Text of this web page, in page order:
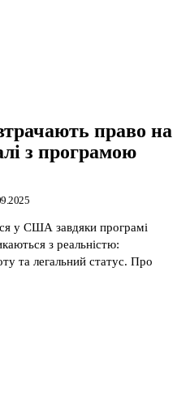
право на
з програмою
у США завдяки програмі
з реальністю:
та легальний статус. Про